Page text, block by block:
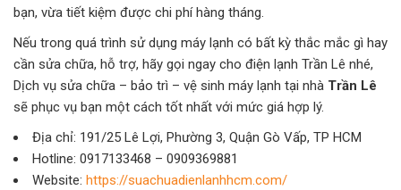
bạn, vừa tiết kiệm được chi phí hàng tháng.
Nếu trong quá trình sử dụng máy lạnh có bất kỳ thắc mắc gì hay
cần sửa chữa, hỗ trợ, hãy gọi ngay cho điện lạnh Trần Lê nhé,
Dịch vụ sửa chữa – bảo trì – vệ sinh máy lạnh tại nhà Trần Lê
sẽ phục vụ bạn một cách tốt nhất với mức giá hợp lý.
Địa chỉ: 191/25 Lê Lợi, Phường 3, Quận Gò Vấp, TP HCM
Hotline: 0917133468 – 0909369881
Website: https://suachuadienlanhhcm.com/